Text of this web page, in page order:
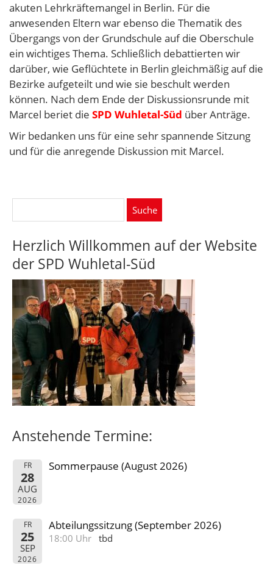
akuten Lehrkräftemangel in Berlin. Für die
anwesenden Eltern war ebenso die Thematik des
Übergangs von der Grundschule auf die Oberschule
ein wichtiges Thema. Schließlich debattierten wir
darüber, wie Geflüchtete in Berlin gleichmäßig auf die
Bezirke aufgeteilt und wie sie beschult werden
können. Nach dem Ende der Diskussionsrunde mit
Marcel beriet die SPD Wuhletal-Süd über Anträge.
Wir bedanken uns für eine sehr spannende Sitzung
und für die anregende Diskussion mit Marcel.
Herzlich Willkommen auf der Website
der SPD Wuhletal-Süd
Anstehende Termine:
FR
28
AUG
2026
Sommerpause (August 2026)
FR
25
SEP
2026
Abteilungssitzung (September 2026)
18:00 Uhr tbd